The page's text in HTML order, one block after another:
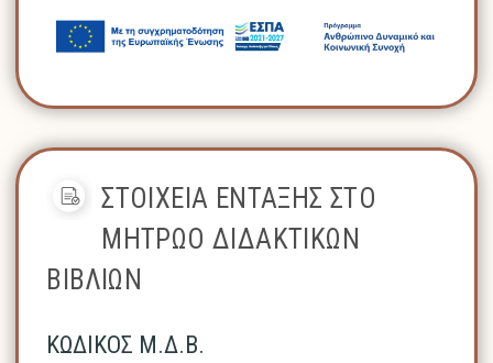
ΣΤΟΙΧΕΙΑ ΕΝΤΑΞΗΣ ΣΤΟ
ΜΗΤΡΩΟ ΔΙΔΑΚΤΙΚΩΝ
ΒΙΒΛΙΩΝ
ΚΩΔΙΚΟΣ Μ.Δ.Β.